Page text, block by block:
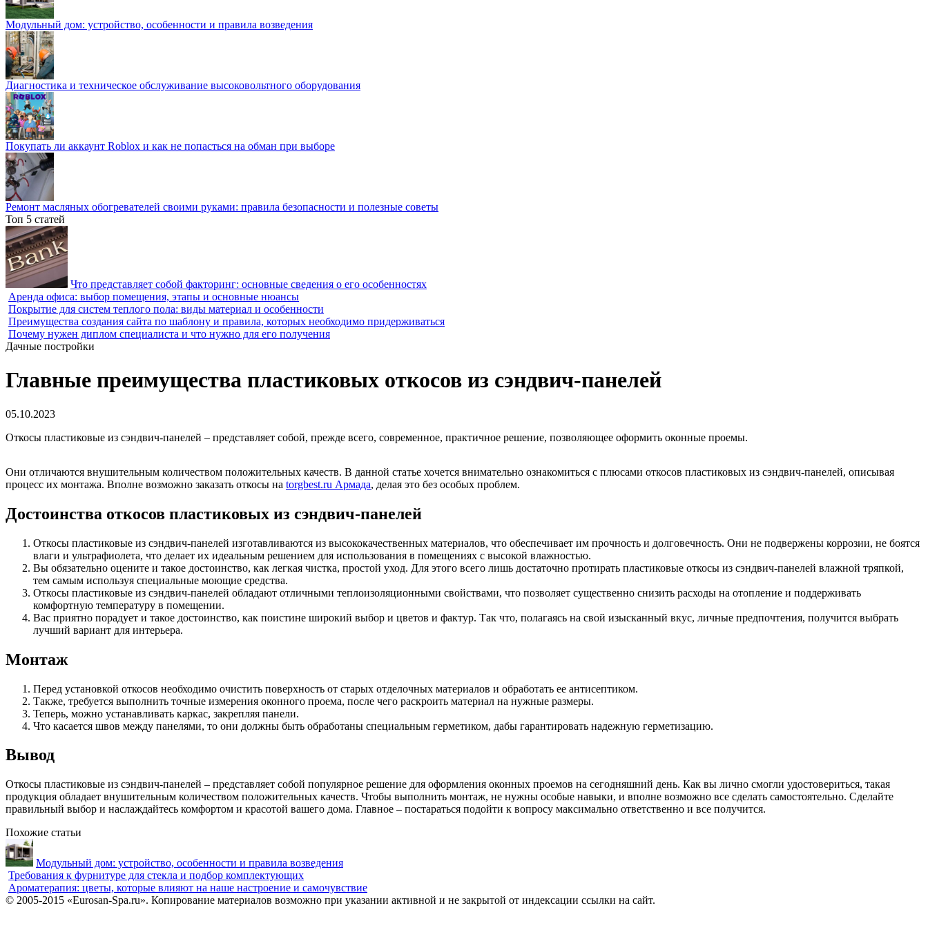
Модульный дом: устройство, особенности и правила возведения
Диагностика и техническое обслуживание высоковольтного оборудования
Покупать ли аккаунт Roblox и как не попасться на обман при выборе
Ремонт масляных обогревателей своими руками: правила безопасности и полезные советы
Топ 5 статей
Что представляет собой факторинг: основные сведения о его особенностях
Аренда офиса: выбор помещения, этапы и основные нюансы
Покрытие для систем теплого пола: виды материал и особенности
Преимущества создания сайта по шаблону и правила, которых необходимо придерживаться
Почему нужен диплом специалиста и что нужно для его получения
Дачные постройки
Главные преимущества пластиковых откосов из сэндвич-панелей
05.10.2023
Откосы пластиковые из сэндвич-панелей – представляет собой, прежде всего, современное, практичное решение, позволяющее оформить оконные проемы.
Они отличаются внушительным количеством положительных качеств. В данной статье хочется внимательно ознакомиться с плюсами откосов пластиковых из сэндвич-панелей, описывая
процесс их монтажа. Вполне возможно заказать откосы на torgbest.ru Армада, делая это без особых проблем.
Достоинства откосов пластиковых из сэндвич-панелей
Откосы пластиковые из сэндвич-панелей изготавливаются из высококачественных материалов, что обеспечивает им прочность и долговечность. Они не подвержены коррозии, не боятся
влаги и ультрафиолета, что делает их идеальным решением для использования в помещениях с высокой влажностью.
Вы обязательно оцените и такое достоинство, как легкая чистка, простой уход. Для этого всего лишь достаточно протирать пластиковые откосы из сэндвич-панелей влажной тряпкой,
тем самым используя специальные моющие средства.
Откосы пластиковые из сэндвич-панелей обладают отличными теплоизоляционными свойствами, что позволяет существенно снизить расходы на отопление и поддерживать
комфортную температуру в помещении.
Вас приятно порадует и такое достоинство, как поистине широкий выбор и цветов и фактур. Так что, полагаясь на свой изысканный вкус, личные предпочтения, получится выбрать
лучший вариант для интерьера.
Монтаж
Перед установкой откосов необходимо очистить поверхность от старых отделочных материалов и обработать ее антисептиком.
Также, требуется выполнить точные измерения оконного проема, после чего раскроить материал на нужные размеры.
Теперь, можно устанавливать каркас, закрепляя панели.
Что касается швов между панелями, то они должны быть обработаны специальным герметиком, дабы гарантировать надежную герметизацию.
Вывод
Откосы пластиковые из сэндвич-панелей – представляет собой популярное решение для оформления оконных проемов на сегодняшний день. Как вы лично смогли удостовериться, такая
продукция обладает внушительным количеством положительных качеств. Чтобы выполнить монтаж, не нужны особые навыки, и вполне возможно все сделать самостоятельно. Сделайте
правильный выбор и наслаждайтесь комфортом и красотой вашего дома. Главное – постараться подойти к вопросу максимально ответственно и все получится.
Похожие статьи
Модульный дом: устройство, особенности и правила возведения
Требования к фурнитуре для стекла и подбор комплектующих
Ароматерапия: цветы, которые влияют на наше настроение и самочувствие
© 2005-2015 «Eurosan-Spa.ru». Копирование материалов возможно при указании активной и не закрытой от индексации ссылки на сайт.